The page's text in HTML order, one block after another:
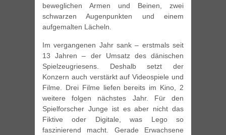
beweglichen Armen und Beinen, zwei
schwarzen Augenpunkten und einem
aufgemalten Lächeln.
Im vergangenen Jahr sank – erstmals seit
13 Jahren – der Umsatz des dänischen
Spielzeugriesens. Deshalb setzt der
Konzern auch verstärkt auf Videospiele und
Filme. Drei Filme liefen bereits im Kino, 2
weitere folgen nächstes Jahr. Für den
Spielforscher Junge ist es aber nicht das
Fiktive oder Digitale, was Lego so
faszinierend macht. Gerade Erwachsene